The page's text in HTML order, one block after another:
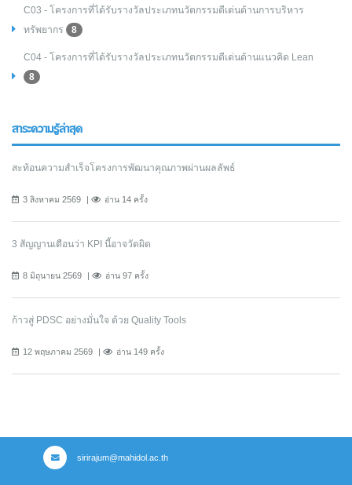
C03 - โครงการที่ได้รับรางวัลประเภทนวัตกรรมดีเด่นด้านการบริหาร
ทรัพยากร
8
C04 - โครงการที่ได้รับรางวัลประเภทนวัตกรรมดีเด่นด้านแนวคิด Lean
8
สาระความรู้ล่าสุด
สะท้อนความสำเร็จโครงการพัฒนาคุณภาพผ่านผลลัพธ์
3 สิงหาคม 2569 อ่าน 14 ครั้ง
3 สัญญานเตือนว่า KPI นี้อาจวัดผิด
8 มิถุนายน 2569 อ่าน 97 ครั้ง
ก้าวสู่ PDSC อย่างมั่นใจ ด้วย Quality Tools
12 พฤษภาคม 2569 อ่าน 149 ครั้ง
sirirajum@mahidol.ac.th